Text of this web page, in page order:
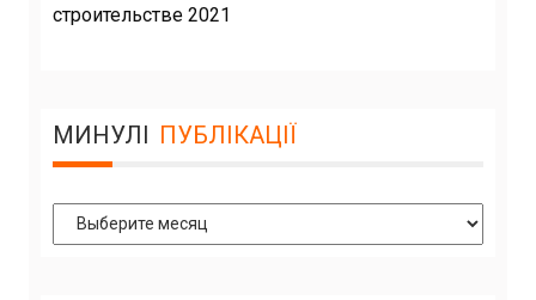
строительстве 2021
МИНУЛІ ПУБЛІКАЦІЇ
Минулі
Публікації